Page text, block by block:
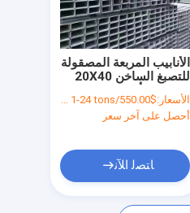
الأنابيب المربعة المصقولة
للتصبغ الساخن 20X40
ذات القسم المجوف
الأسعار:$550.00/tons 1-24 tons
أحصل على آخر سعر
ﺎﺘﺼﻟ ﺍﻶﻧ